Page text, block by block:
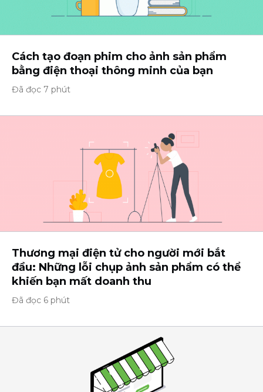
Cách tạo đoạn phim cho ảnh sản phẩm
bằng điện thoại thông minh của bạn
Đã đọc 7 phút
Thương mại điện tử cho người mới bắt
đầu: Những lỗi chụp ảnh sản phẩm có thể
khiến bạn mất doanh thu
Đã đọc 6 phút